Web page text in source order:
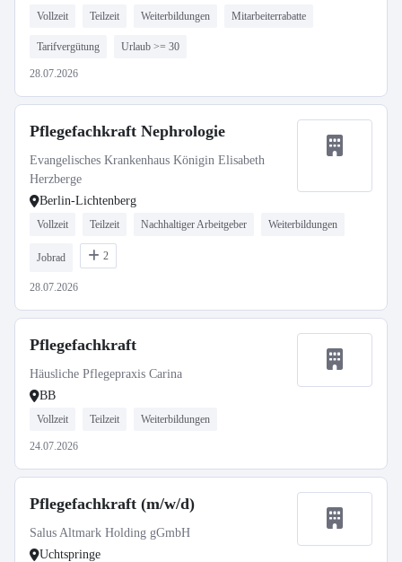
Vollzeit Teilzeit Weiterbildungen Mitarbeiterrabatte
Tarifvergütung Urlaub >= 30
28.07.2026
Pflegefachkraft Nephrologie
Evangelisches Krankenhaus Königin Elisabeth
Herzberge
Berlin-Lichtenberg
Vollzeit Teilzeit Nachhaltiger Arbeitgeber Weiterbildungen
Jobrad 2
28.07.2026
Pflegefachkraft
Häusliche Pflegepraxis Carina
BB
Vollzeit Teilzeit Weiterbildungen
24.07.2026
Pflegefachkraft (m/w/d)
Salus Altmark Holding gGmbH
Uchtspringe